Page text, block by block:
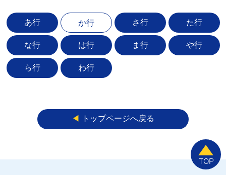
あ行 か行 さ行 た行
な行 は行 ま行 や行
ら行 わ行
◀︎ トップページへ戻る